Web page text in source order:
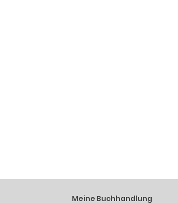
Meine Buchhandlung